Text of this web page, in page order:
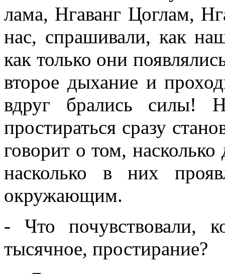
лама, Нгаванг Цоглам,
нас, спрашивали, как
как только они
второе дыхание и
вдруг брались силы!
простираться сразу
говорит о том,
насколько в них
окружающим.
- Что почувствовали,
тысячное, простирание?